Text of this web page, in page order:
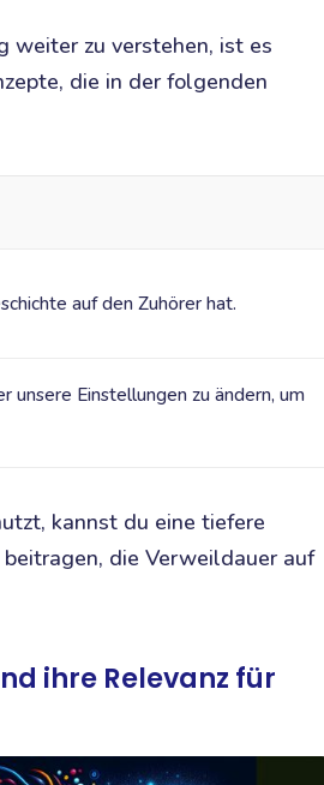
weiter zu verstehen, ist es
die in der folgenden
auf den Zuhörer hat.
unsere Einstellungen zu ändern, um
kannst du eine tiefere
die Verweildauer auf
ihre Relevanz für